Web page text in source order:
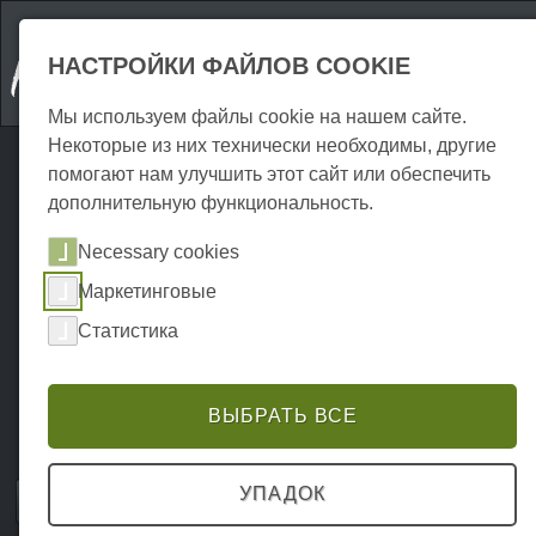
Открытый
НАСТРОЙКИ ФАЙЛОВ COOKIE
Мы используем файлы cookie на нашем сайте.
Некоторые из них технически необходимы, другие
помогают нам улучшить этот сайт или обеспечить
дополнительную функциональность.
Necessary cookies
Маркетинговые
Статистика
ВЫБРАТЬ ВСЕ
УПАДОК